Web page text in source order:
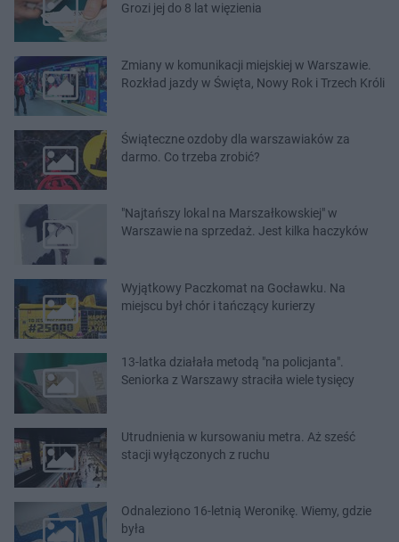
Grozi jej do 8 lat więzienia
Zmiany w komunikacji miejskiej w Warszawie.
Rozkład jazdy w Święta, Nowy Rok i Trzech Króli
Świąteczne ozdoby dla warszawiaków za
darmo. Co trzeba zrobić?
"Najtańszy lokal na Marszałkowskiej" w
Warszawie na sprzedaż. Jest kilka haczyków
Wyjątkowy Paczkomat na Gocławku. Na
miejscu był chór i tańczący kurierzy
13-latka działała metodą "na policjanta".
Seniorka z Warszawy straciła wiele tysięcy
Utrudnienia w kursowaniu metra. Aż sześć
stacji wyłączonych z ruchu
Odnaleziono 16-letnią Weronikę. Wiemy, gdzie
była